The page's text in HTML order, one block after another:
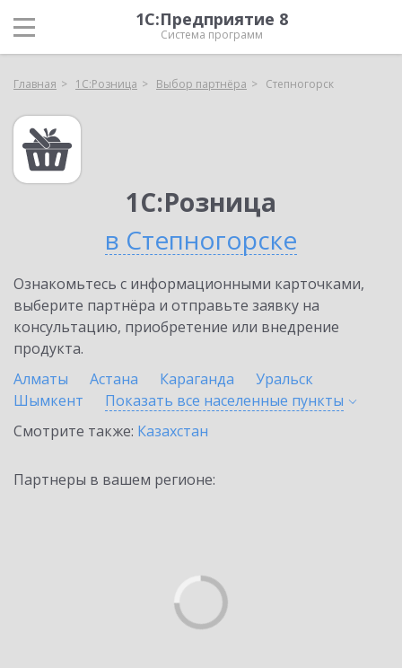
1С:Предприятие 8
Система программ
Главная 1С:Розница Выбор партнёра Степногорск
1С:Розница
в Степногорске
Ознакомьтесь с информационными карточками,
выберите партнёра и отправьте заявку на
консультацию, приобретение или внедрение
продукта.
Алматы
Астана Караганда
Уральск
Шымкент
Показать все населенные пункты
Смотрите также: Казахстан
Партнеры в вашем регионе: